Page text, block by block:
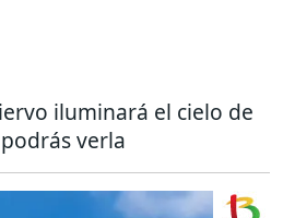
iluminará el cielo de
verla